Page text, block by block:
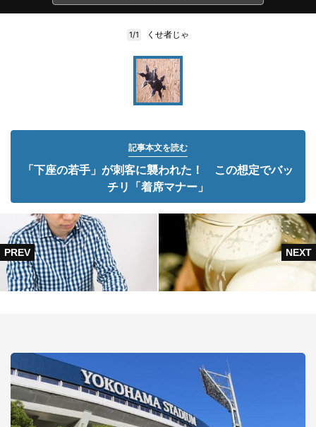
1/1 くせ者じゃ
記事本文を読む
「下座の若手」が刺客に襲われた！ この想定でバッ
チリ「着席マナー」